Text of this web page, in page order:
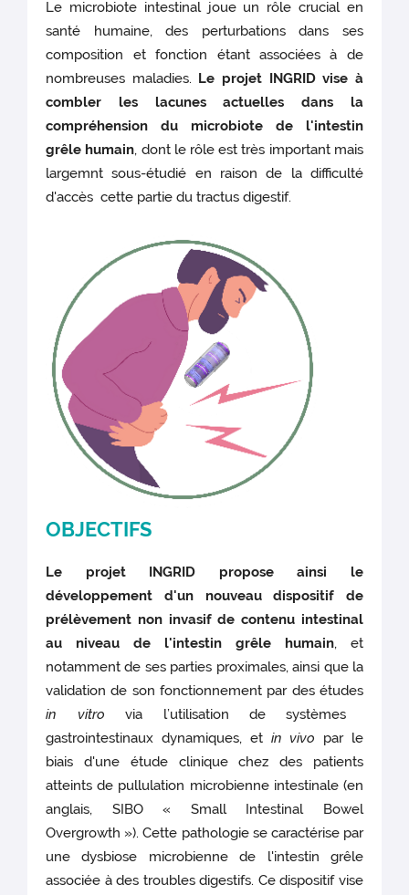
Le microbiote intestinal joue un rôle crucial en
santé humaine, des perturbations dans ses
composition et fonction étant associées à de
nombreuses maladies. Le projet INGRID vise à
combler les lacunes actuelles dans la
compréhension du microbiote de l'intestin
grêle humain, dont le rôle est très important mais
largemnt sous-étudié en raison de la difficulté
d'accès cette partie du tractus digestif.
OBJECTIFS
Le projet INGRID propose ainsi le
développement d'un nouveau dispositif de
prélèvement non invasif de contenu intestinal
au niveau de l'intestin grêle humain, et
notamment de ses parties proximales, ainsi que la
validation de son fonctionnement par des études
in vitro via l’utilisation de systèmes
gastrointestinaux dynamiques, et in vivo par le
biais d'une étude clinique chez des patients
atteints de pullulation microbienne intestinale (en
anglais, SIBO « Small Intestinal Bowel
Overgrowth »). Cette pathologie se caractérise par
une dysbiose microbienne de l'intestin grêle
associée à des troubles digestifs. Ce dispositif vise